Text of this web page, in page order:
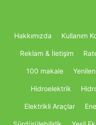
Hakkımızda Kullanım
Reklam & İletişim
100 makale
Hidroelektrik
Elektrikli Araçlar